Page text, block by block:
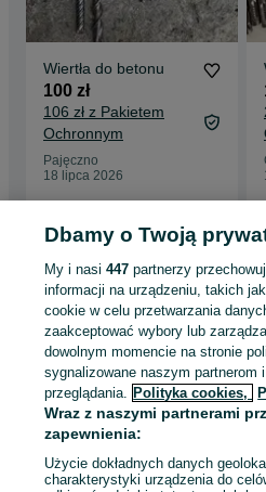
Wiertła do betonu
100 zł
106 zł z Pakietem
Ochronnym
Pajęczno
18 lipca 2026
Strona główna Dom i Ogród Narzędzia
Pozostałe - Pomorskie
Pozostałe -
KATEGORIA
ID:1061011727
Dbamy o Twoją
My i nasi447 partnerzy
informacji na urządzeniu, takich
cookie w celu przetwarzania
zaakceptować wybory lub
dowolnym momencie na stronie
sygnalizowane naszym partnerom
przeglądania. Polityka cookies,
Wraz z naszymi partnerami
zapewnienia:
Użycie dokładnych danych
charakterystyki urządzenia do